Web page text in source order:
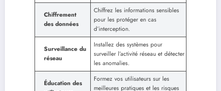
Chiffrement
des données
Chiffrez les informations sensibles
pour les protéger en cas
d’interception.
Surveillance du
réseau
Installez des systèmes pour
surveiller l’activité réseau et détecter
les anomalies.
Éducation des
Formez vos utilisateurs sur les
meilleures pratiques et les risques